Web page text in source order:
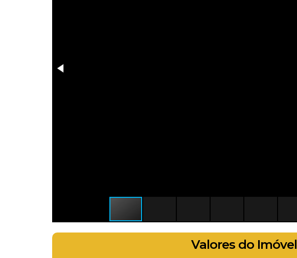
Valores do Imóvel